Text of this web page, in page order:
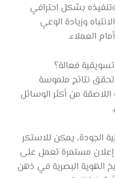
بشكل احترافي
وزيادة الوعي
العملاء.
فعالة؟
تحقق نتائج ملموسة
من أكثر الوسائل
الجودة، يمكن للاستكر
مستمرة تعمل على
الهوية البصرية في ذهن